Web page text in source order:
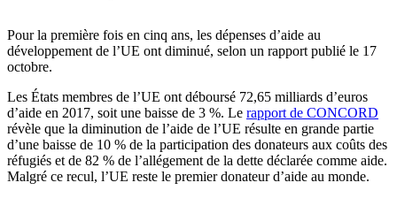
Pour la première fois en cinq ans, les dépenses d’aide au
développement de l’UE ont diminué, selon un rapport publié le 17
octobre.
Les États membres de l’UE ont déboursé 72,65 milliards d’euros
d’aide en 2017, soit une baisse de 3 %. Le rapport de CONCORD
révèle que la diminution de l’aide de l’UE résulte en grande partie
d’une baisse de 10 % de la participation des donateurs aux coûts des
réfugiés et de 82 % de l’allégement de la dette déclarée comme aide.
Malgré ce recul, l’UE reste le premier donateur d’aide au monde.